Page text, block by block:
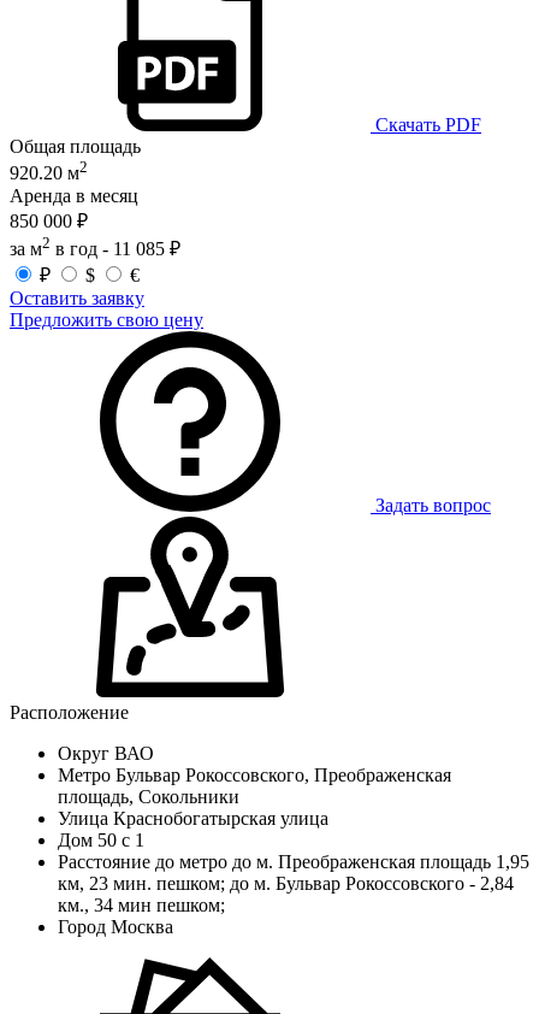
Скачать PDF
Общая площадь
920.20 м2
Аренда в месяц
850 000 ₽
за м2 в год - 11 085 ₽
₽
$
€
Оставить заявку
Предложить свою цену
Задать вопрос
Расположение
Округ ВАО
Метро Бульвар Рокоссовского, Преображенская
площадь, Сокольники
Улица Краснобогатырская улица
Дом 50 с 1
Расстояние до метро до м. Преображенская площадь 1,95
км, 23 мин. пешком; до м. Бульвар Рокоссовского - 2,84
км., 34 мин пешком;
Город Москва